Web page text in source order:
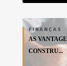
FINANÇAS
AS
CONSTRU...